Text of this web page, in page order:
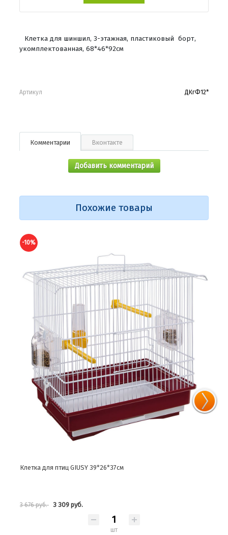
Клетка для шиншил, 3-этажная, пластиковый борт,
укомплектованная, 68*46*92см
Артикул ДКгФ12*
Комментарии Вконтакте
Добавить комментарий
Похожие товары
-10%
Клетка для птиц GIUSY 39*26*37см
3 676 руб. 3 309 руб.
шт